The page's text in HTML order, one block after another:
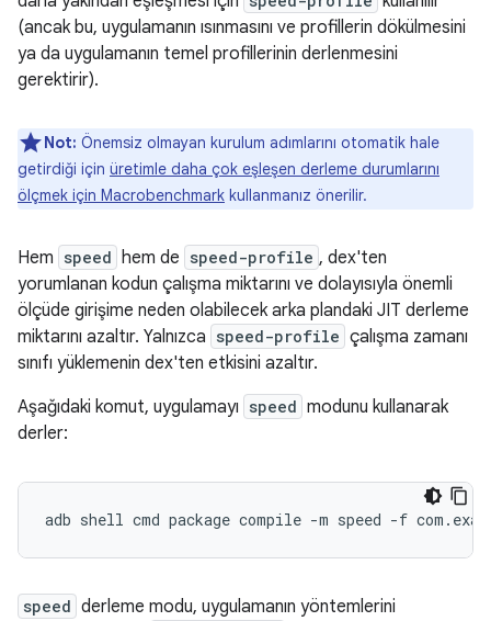
(ancak bu, uygulamanın ısınmasını ve profillerin dökülmesini
ya da uygulamanın temel profillerinin derlenmesini
gerektirir).
Not: Önemsiz olmayan kurulum adımlarını otomatik hale
getirdiği için üretimle daha çok eşleşen derleme durumlarını
ölçmek için Macrobenchmark kullanmanız önerilir.
Hem speed hem de speed-profile , dex'ten
yorumlanan kodun çalışma miktarını ve dolayısıyla önemli
ölçüde girişime neden olabilecek arka plandaki JIT derleme
miktarını azaltır. Yalnızca speed-profile çalışma zamanı
sınıfı yüklemenin dex'ten etkisini azaltır.
Aşağıdaki komut, uygulamayı speed modunu kullanarak
derler:
adb shell cmd package compile -m speed -f
speed derleme modu, uygulamanın yöntemlerini